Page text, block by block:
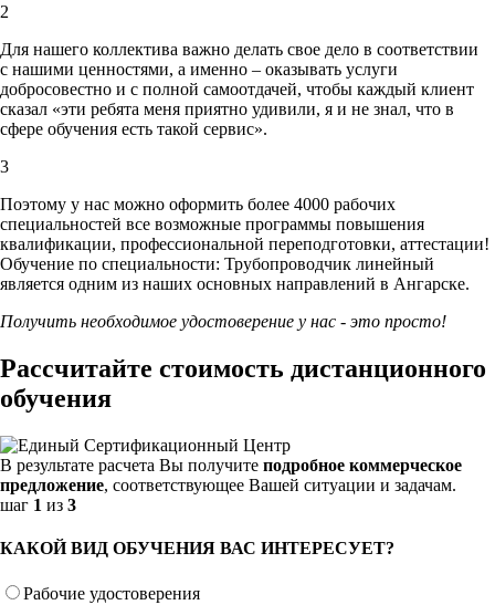
2
Для нашего коллектива важно делать свое дело в соответствии
с нашими ценностями, а именно – оказывать услуги
добросовестно и с полной самоотдачей, чтобы каждый клиент
сказал «эти ребята меня приятно удивили, я и не знал, что в
сфере обучения есть такой сервис».
3
Поэтому у нас можно оформить более 4000 рабочих
специальностей все возможные программы повышения
квалификации, профессиональной переподготовки, аттестации!
Обучение по специальности: Трубопроводчик линейный
является одним из наших основных направлений в Ангарске.
Получить необходимое удостоверение у нас - это просто!
Рассчитайте стоимость дистанционного
обучения
В результате расчета Вы получите подробное коммерческое
предложение, соответствующее Вашей ситуации и задачам.
шаг 1 из 3
КАКОЙ ВИД ОБУЧЕНИЯ ВАС ИНТЕРЕСУЕТ?
Рабочие удостоверения